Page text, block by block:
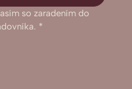
so zaradením do
*